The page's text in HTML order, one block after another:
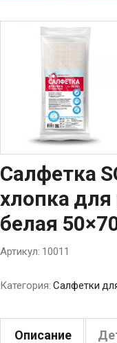
Салфетка
хлопка для
белая
Артикул: 10011
Категория: Салфетки
Описание